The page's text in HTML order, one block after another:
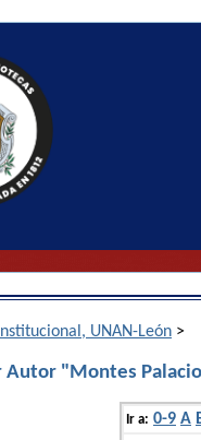
UNAN-León >
Autor "Montes
Ir a: 0-9 A